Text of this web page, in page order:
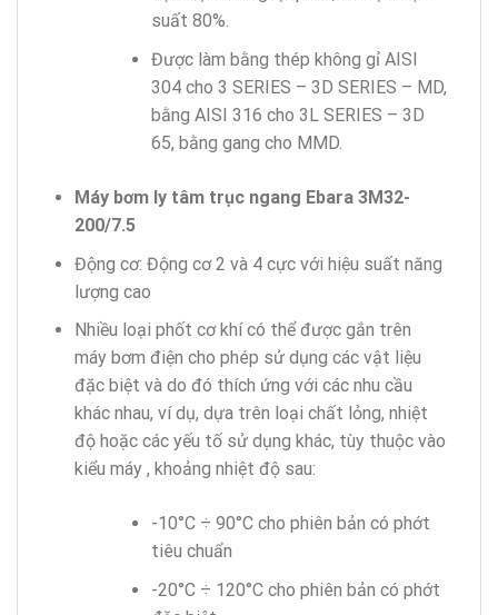
suất 80%.
Được làm bằng thép không gỉ AISI
304 cho 3 SERIES – 3D SERIES – MD,
bằng AISI 316 cho 3L SERIES – 3D
65, bằng gang cho MMD.
Máy bơm ly tâm trục ngang Ebara 3M32-
200/7.5
Động cơ: Động cơ 2 và 4 cực với hiệu suất năng
lượng cao
Nhiều loại phốt cơ khí có thể được gắn trên
máy bơm điện cho phép sử dụng các vật liệu
đặc biệt và do đó thích ứng với các nhu cầu
khác nhau, ví dụ, dựa trên loại chất lỏng, nhiệt
độ hoặc các yếu tố sử dụng khác, tùy thuộc vào
kiểu máy , khoảng nhiệt độ sau:
-10°C ÷ 90°C cho phiên bản có phớt
tiêu chuẩn
-20°C ÷ 120°C cho phiên bản có phớt